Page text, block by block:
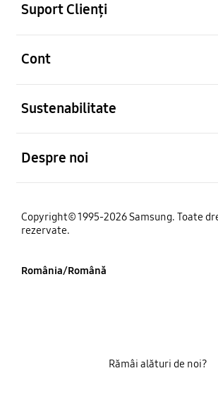
Suport Clienți
Cont
Sustenabilitate
Despre noi
Copyright© 1995-2026 Samsung. Toate
rezervate.
România/Română
Rămâi alături de noi?